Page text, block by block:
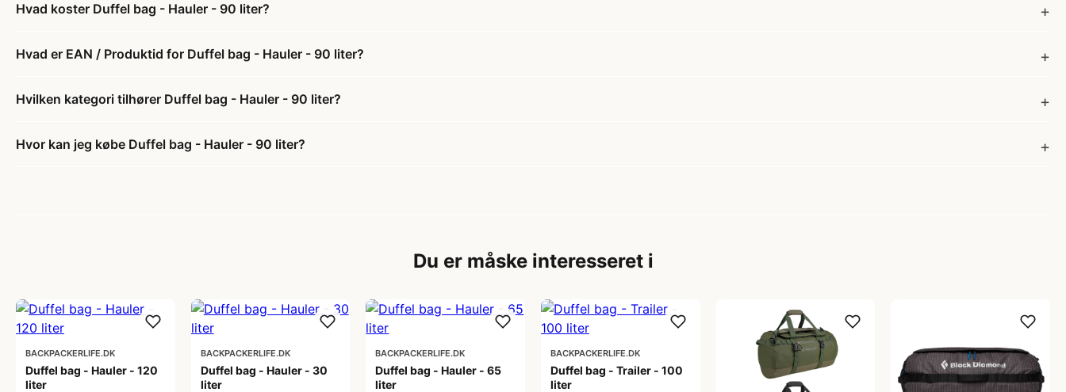
Hvad koster Duffel bag - Hauler - 90 liter?
Hvad er EAN / Produktid for Duffel bag - Hauler - 90 liter?
Hvilken kategori tilhører Duffel bag - Hauler - 90 liter?
Hvor kan jeg købe Duffel bag - Hauler - 90 liter?
Du er måske interesseret i
BACKPACKERLIFE.DK
Duffel bag - Hauler - 120
liter
BACKPACKERLIFE.DK
Duffel bag - Hauler - 30
liter
BACKPACKERLIFE.DK
Duffel bag - Hauler - 65
liter
BACKPACKERLIFE.DK
Duffel bag - Trailer - 100
liter